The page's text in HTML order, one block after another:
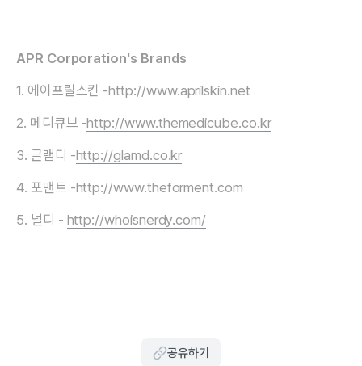
APR Corporation's Brands
1. 에이프릴스킨 -http://www.aprilskin.net
2. 메디큐브 -http://www.themedicube.co.kr
3. 글램디 -http://glamd.co.kr
4. 포맨트 -http://www.theforment.com
5. 널디 - http://whoisnerdy.com/
공유하기